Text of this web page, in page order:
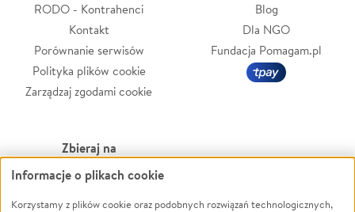
RODO - Kontrahenci
Kontakt
Porównanie serwisów
Polityka plików cookie
Zarządzaj zgodami cookie
Blog
Dla NGO
Fundacja Pomagam.pl
Zbieraj na
Leczenie
Zwierzęta
Powódź
Informacje o plikach cookie
Korzystamy z plików cookie oraz podobnych rozwiązań technologicznych,